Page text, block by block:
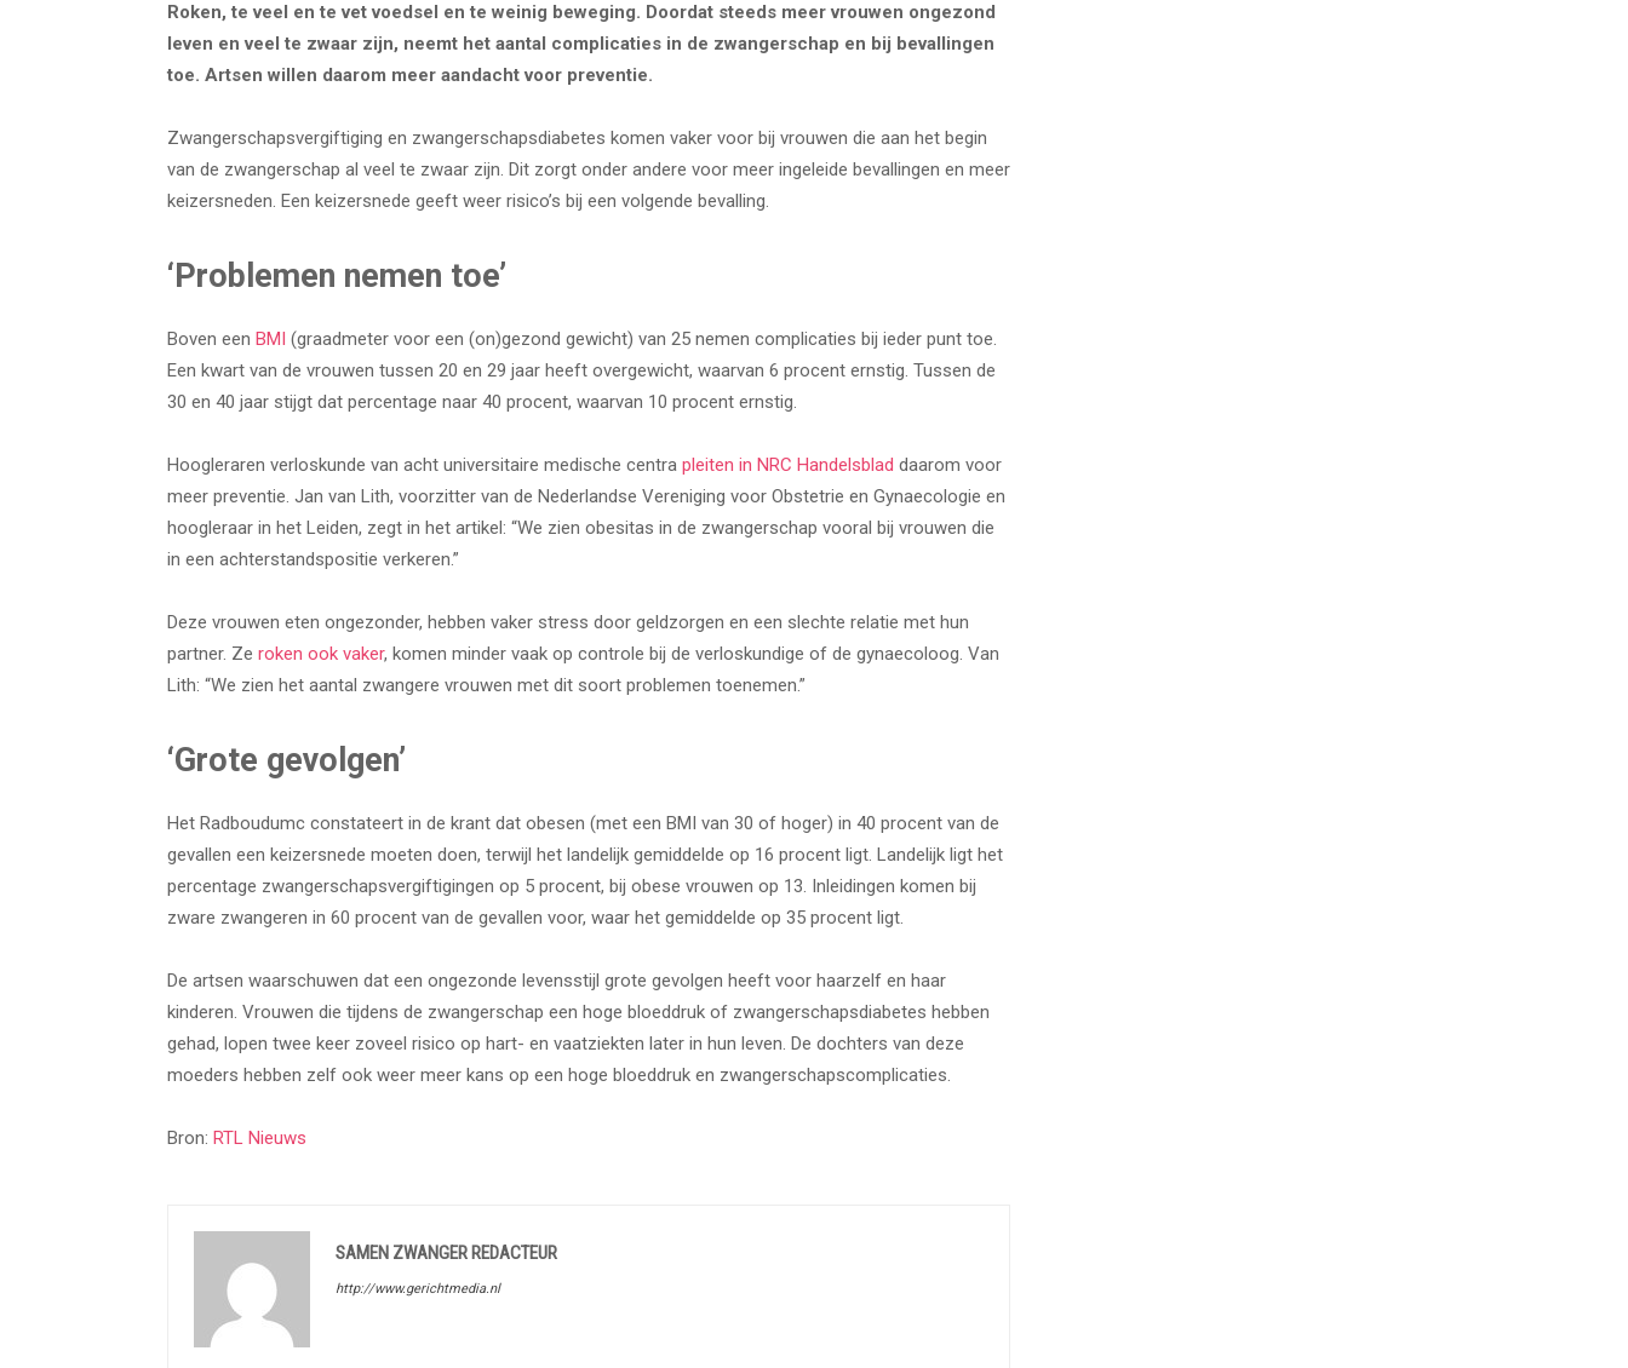
Roken, te veel en te vet voedsel en te weinig beweging. Doordat steeds meer vrouwen ongezond
leven en veel te zwaar zijn, neemt het aantal complicaties in de zwangerschap en bij bevallingen
toe. Artsen willen daarom meer aandacht voor preventie.
Zwangerschapsvergiftiging en zwangerschapsdiabetes komen vaker voor bij vrouwen die aan het begin
van de zwangerschap al veel te zwaar zijn. Dit zorgt onder andere voor meer ingeleide bevallingen en meer
keizersneden. Een keizersnede geeft weer risico’s bij een volgende bevalling.
‘Problemen nemen toe’
Boven een BMI (graadmeter voor een (on)gezond gewicht) van 25 nemen complicaties bij ieder punt toe.
Een kwart van de vrouwen tussen 20 en 29 jaar heeft overgewicht, waarvan 6 procent ernstig. Tussen de
30 en 40 jaar stijgt dat percentage naar 40 procent, waarvan 10 procent ernstig.
Hoogleraren verloskunde van acht universitaire medische centra pleiten in NRC Handelsblad daarom voor
meer preventie. Jan van Lith, voorzitter van de Nederlandse Vereniging voor Obstetrie en Gynaecologie en
hoogleraar in het Leiden, zegt in het artikel: “We zien obesitas in de zwangerschap vooral bij vrouwen die
in een achterstandspositie verkeren.”
Deze vrouwen eten ongezonder, hebben vaker stress door geldzorgen en een slechte relatie met hun
partner. Ze roken ook vaker, komen minder vaak op controle bij de verloskundige of de gynaecoloog. Van
Lith: “We zien het aantal zwangere vrouwen met dit soort problemen toenemen.”
‘Grote gevolgen’
Het Radboudumc constateert in de krant dat obesen (met een BMI van 30 of hoger) in 40 procent van de
gevallen een keizersnede moeten doen, terwijl het landelijk gemiddelde op 16 procent ligt. Landelijk ligt het
percentage zwangerschapsvergiftigingen op 5 procent, bij obese vrouwen op 13. Inleidingen komen bij
zware zwangeren in 60 procent van de gevallen voor, waar het gemiddelde op 35 procent ligt.
De artsen waarschuwen dat een ongezonde levensstijl grote gevolgen heeft voor haarzelf en haar
kinderen. Vrouwen die tijdens de zwangerschap een hoge bloeddruk of zwangerschapsdiabetes hebben
gehad, lopen twee keer zoveel risico op hart- en vaatziekten later in hun leven. De dochters van deze
moeders hebben zelf ook weer meer kans op een hoge bloeddruk en zwangerschapscomplicaties.
Bron: RTL Nieuws
SAMEN ZWANGER REDACTEUR
http://www.gerichtmedia.nl